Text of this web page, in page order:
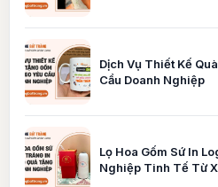
Dịch Vụ Thiết Kế
Cầu Doanh Nghiệp
Lọ Hoa Gốm Sứ In
Nghiệp Tinh Tế Từ